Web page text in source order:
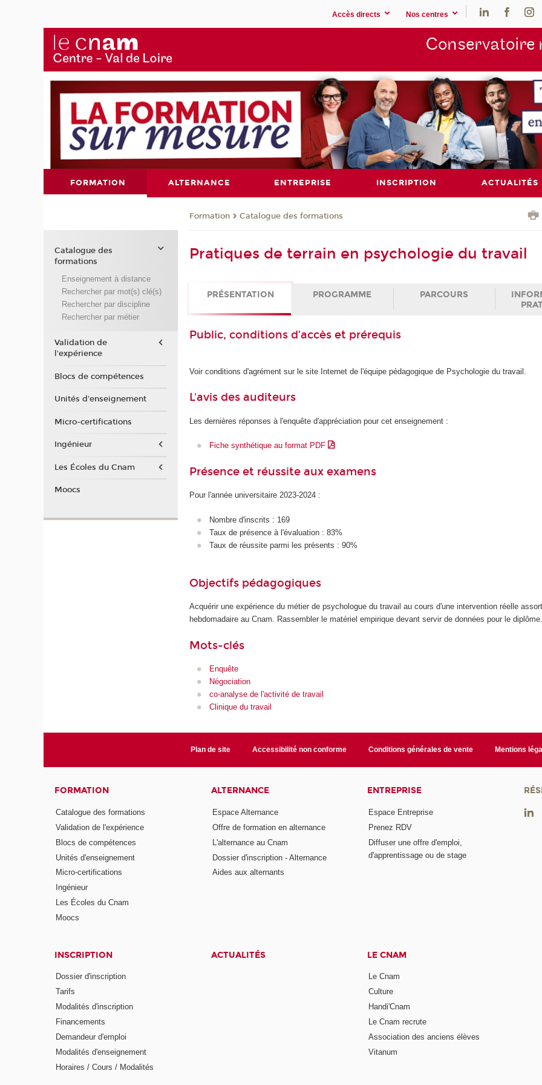
Accès directs Nos centres
Conservatoire
FORMATION ALTERNANCE ENTREPRISE INSCRIPTION ACTUALITÉS
Formation Catalogue des formations
Pratiques de terrain en psychologie du travail
PRÉSENTATION PROGRAMME PARCOURS
Public, conditions d’accès et prérequis
Voir conditions d'agrément sur le site Internet de l'équipe pédagogique de Psychologie du travail.
L'avis des auditeurs
Les dernières réponses à l'enquête d'appréciation pour cet enseignement :
Fiche synthétique au format PDF
Présence et réussite aux examens
Pour l'année universitaire 2023-2024 :
Nombre d'inscrits : 169
Taux de présence à l'évaluation : 83%
Taux de réussite parmi les présents : 90%
Objectifs pédagogiques
Acquérir une expérience du métier de psychologue du travail au cours d'une intervention réelle
hebdomadaire au Cnam. Rassembler le matériel empirique devant servir de données pour le diplôme.
Mots-clés
Enquête
Négociation
co-analyse de l'activité de travail
Clinique du travail
Catalogue des
formations
Enseignement à distance
Rechercher par mot(s) clé(s)
Rechercher par discipline
Rechercher par métier
Validation de
l'expérience
Blocs de compétences
Unités d'enseignement
Micro-certifications
Ingénieur
Les Écoles du Cnam
Moocs
Plan de site Accessibilité non conforme Conditions générales de vente Mentions
FORMATION
Catalogue des formations
Validation de l'expérience
Blocs de compétences
Unités d'enseignement
Micro-certifications
Ingénieur
Les Écoles du Cnam
Moocs
ALTERNANCE
Espace Alternance
Offre de formation en alternance
L'alternance au Cnam
Dossier d'inscription - Alternance
Aides aux alternants
ENTREPRISE
Espace Entreprise
Prenez RDV
Diffuser une offre d'emploi,
d'apprentissage ou de stage
INSCRIPTION
Dossier d'inscription
Tarifs
Modalités d'inscription
Financements
Demandeur d'emploi
Modalités d'enseignement
Horaires / Cours / Modalités
ACTUALITÉS LE CNAM
Le Cnam
Culture
Handi'Cnam
Le Cnam recrute
Association des anciens élèves
Vitanum